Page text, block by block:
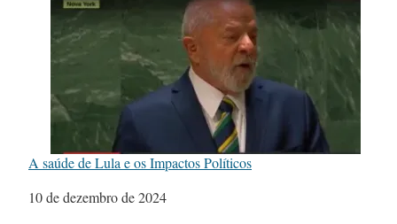
A saúde de Lula e os Impactos Políticos
Data
10 de dezembro de 2024